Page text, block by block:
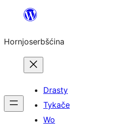
wobsahej
Hornjoserbšćina
Drasty
Tykače
Wo